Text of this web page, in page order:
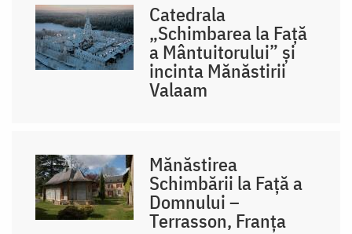
Catedrala
„Schimbarea la Față
a Mântuitorului” și
incinta Mănăstirii
Valaam
Mănăstirea
Schimbării la Față a
Domnului –
Terrasson, Franţa